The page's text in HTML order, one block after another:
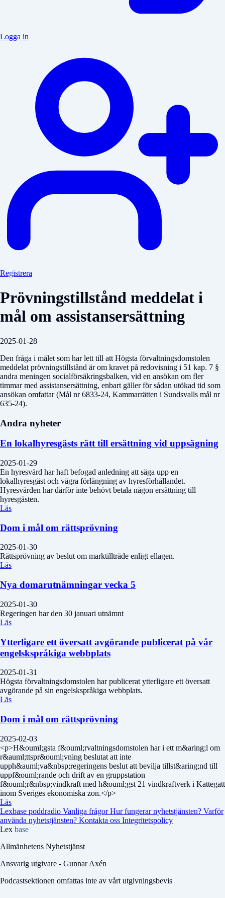
Logga in
Registrera
Prövningstillstånd meddelat i
mål om assistansersättning
2025-01-28
Den fråga i målet som har lett till att Högsta förvaltningsdomstolen
meddelat prövningstillstånd är om kravet på redovisning i 51 kap. 7 §
andra meningen socialförsäkringsbalken, vid en ansökan om fler
timmar med assistansersättning, enbart gäller för sådan utökad tid som
ansökan omfattar (Mål nr 6833-24, Kammarrätten i Sundsvalls mål nr
635-24).
Andra nyheter
En lokalhyresgästs rätt till ersättning vid uppsägning
2025-01-29
En hyresvärd har haft befogad anledning att säga upp en
lokalhyresgäst och vägra förlängning av hyresförhållandet.
Hyresvärden har därför inte behövt betala någon ersättning till
hyresgästen.
Läs
Dom i mål om rättsprövning
2025-01-30
Rättsprövning av beslut om marktillträde enligt ellagen.
Läs
Nya domarutnämningar vecka 5
2025-01-30
Regeringen har den 30 januari utnämnt
Läs
Ytterligare ett översatt avgörande publicerat på vår
engelskspråkiga webbplats
2025-01-31
Högsta förvaltningsdomstolen har publicerat ytterligare ett översatt
avgörande på sin engelskspråkiga webbplats.
Läs
Dom i mål om rättsprövning
2025-02-03
<p>H&ouml;gsta f&ouml;rvaltningsdomstolen har i ett m&aring;l om
r&auml;ttspr&ouml;vning beslutat att inte
upph&auml;va&nbsp;regeringens beslut att bevilja tillst&aring;nd till
uppf&ouml;rande och drift av en gruppstation
f&ouml;r&nbsp;vindkraft med h&ouml;gst 21 vindkraftverk i Kattegatt
inom Sveriges ekonomiska zon.</p>
Läs
Lexbase poddradio Vanliga frågorHur fungerar nyhetstjänsten? Varför
använda nyhetstjänsten? Kontakta oss Integritetspolicy
Lex base
Allmänhetens Nyhetstjänst
Ansvarig utgivare - Gunnar Axén
Podcastsektionen omfattas inte av vårt utgivningsbevis